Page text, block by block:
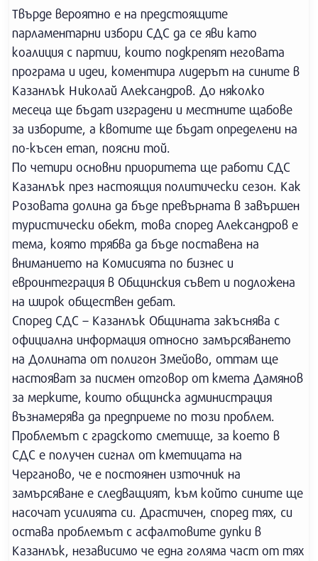
Твърде вероятно е на предстоящите
парламентарни избори СДС да се яви като
коалиция с партии, които подкрепят неговата
програма и идеи, коментира лидерът на сините в
Казанлък Николай Александров. До няколко
месеца ще бъдат изградени и местните щабове
за изборите, а квотите ще бъдат определени на
по-късен етап, поясни той.
По четири основни приоритета ще работи СДС
Казанлък през настоящия политически сезон. Как
Розовата долина да бъде превърната в завършен
туристически обект, това според Александров е
тема, която трябва да бъде поставена на
вниманието на Комисията по бизнес и
евроинтеграция в Общинския съвет и подложена
на широк обществен дебат.
Според СДС – Казанлък Общината закъснява с
официална информация относно замърсяването
на Долината от полигон Змейово, оттам ще
настояват за писмен отговор от кмета Дамянов
за мерките, които общинска администрация
възнамерява да предприеме по този проблем.
Проблемът с градското сметище, за което в
СДС е получен сигнал от кметицата на
Черганово, че е постоянен източник на
замърсяване е следващият, към който сините ще
насочат усилията си. Драстичен, според тях, си
остава проблемът с асфалтовите дупки в
Казанлък, независимо че една голяма част от тях